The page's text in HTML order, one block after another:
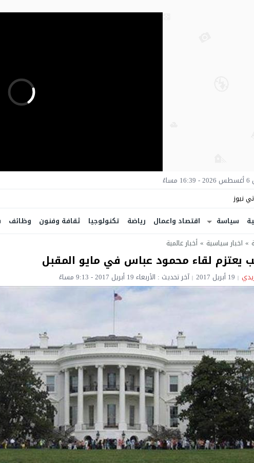
سياسة اقتصاد واعمال رياضة تكنولوجيا ثقافة وفنون وظائف
» اخبار سياسية » أخبار عالمية
يعتزم لقاء محمود عباس في مايو المقبل
19 أبريل 2017 آخر تحديث : الأربعاء 19 أبريل 2017 - 9:13 مساءً